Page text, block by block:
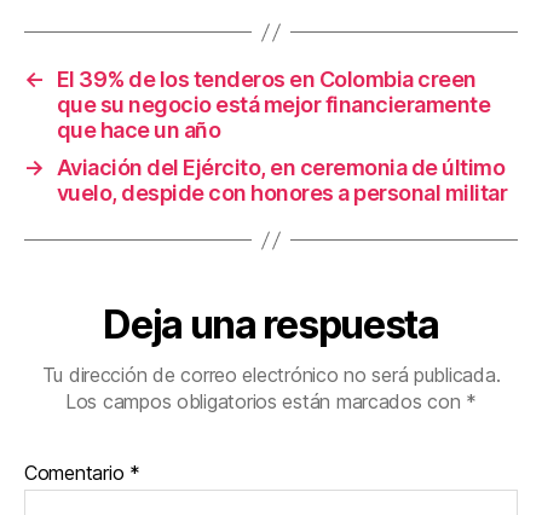
o
o
k
tir
←
El 39% de los tenderos en Colombia creen
que su negocio está mejor financieramente
que hace un año
→ Aviación del Ejército, en ceremonia de último
vuelo, despide con honores a personal militar
Deja una respuesta
Tu dirección de correo electrónico no será publicada.
Los campos obligatorios están marcados con *
Comentario *